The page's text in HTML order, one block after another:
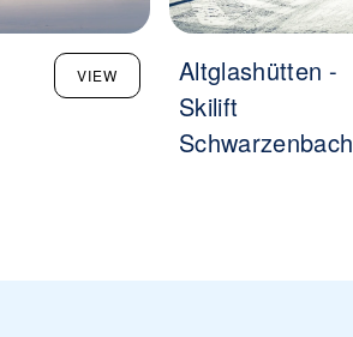
VIEW
Altglashütten -
Skilift
Schwarzenbach